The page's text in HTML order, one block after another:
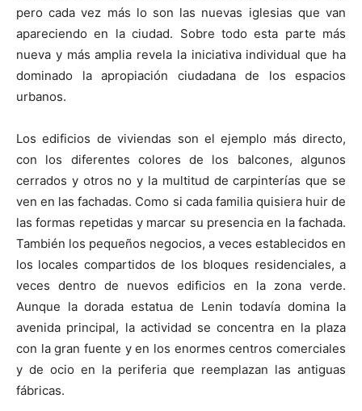
pero cada vez más lo son las nuevas iglesias que van
apareciendo en la ciudad. Sobre todo esta parte más
nueva y más amplia revela la iniciativa individual que ha
dominado la apropiación ciudadana de los espacios
urbanos.
Los edificios de viviendas son el ejemplo más directo,
con los diferentes colores de los balcones, algunos
cerrados y otros no y la multitud de carpinterías que se
ven en las fachadas. Como si cada familia quisiera huir de
las formas repetidas y marcar su presencia en la fachada.
También los pequeños negocios, a veces establecidos en
los locales compartidos de los bloques residenciales, a
veces dentro de nuevos edificios en la zona verde.
Aunque la dorada estatua de Lenin todavía domina la
avenida principal, la actividad se concentra en la plaza
con la gran fuente y en los enormes centros comerciales
y de ocio en la periferia que reemplazan las antiguas
fábricas.